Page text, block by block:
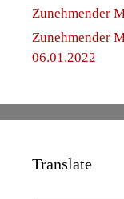
Zunehmender
Zunehmender
06.01.2022
Translate